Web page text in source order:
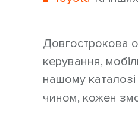
Довгострокова
керування,
нашому
чином, кожен